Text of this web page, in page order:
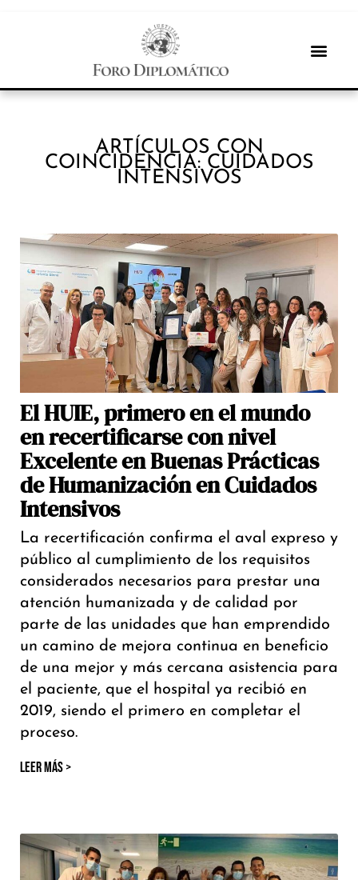
ARTÍCULOS CON
COINCIDENCIA: CUIDADOS
INTENSIVOS
El HUIE, primero en el mundo
en recertificarse con nivel
Excelente en Buenas Prácticas
de Humanización en Cuidados
Intensivos
La recertificación confirma el aval expreso y
público al cumplimiento de los requisitos
considerados necesarios para prestar una
atención humanizada y de calidad por
parte de las unidades que han emprendido
un camino de mejora continua en beneficio
de una mejor y más cercana asistencia para
el paciente, que el hospital ya recibió en
2019, siendo el primero en completar el
proceso.
LEER MÁS >